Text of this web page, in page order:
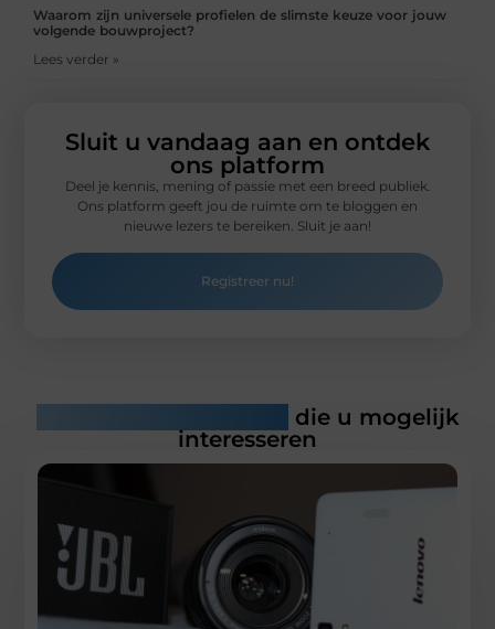
Waarom zijn universele profielen de slimste keuze voor jouw
volgende bouwproject?
Lees verder »
Sluit u vandaag aan en ontdek
ons platform
Deel je kennis, mening of passie met een breed publiek.
Ons platform geeft jou de ruimte om te bloggen en
nieuwe lezers te bereiken. Sluit je aan!
Registreer nu!
die u mogelijk
interesseren